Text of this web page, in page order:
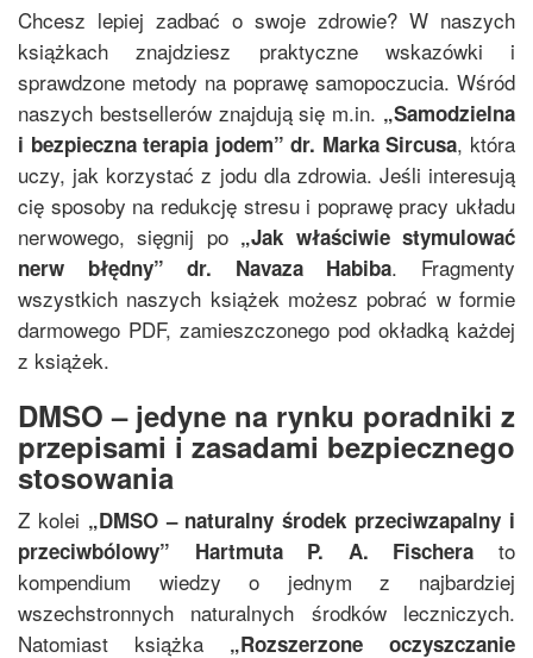
Chcesz lepiej zadbać o swoje zdrowie? W naszych
książkach znajdziesz praktyczne wskazówki i
sprawdzone metody na poprawę samopoczucia. Wśród
naszych bestsellerów znajdują się m.in. „Samodzielna
i bezpieczna terapia jodem”dr. Marka Sircusa, która
uczy, jak korzystać z jodu dla zdrowia. Jeśli interesują
cię sposoby na redukcję stresu i poprawę pracy układu
nerwowego, sięgnij po „Jak właściwie stymulować
nerw błędny”dr. Navaza Habiba. Fragmenty
wszystkich naszych książek możesz pobrać w formie
darmowego PDF, zamieszczonego pod okładką każdej
z książek.
DMSO – jedyne na rynku poradniki z
przepisami i zasadami bezpiecznego
stosowania
Z kolei „DMSO – naturalny środek przeciwzapalny i
przeciwbólowy” Hartmuta P. A. Fischera to
kompendium wiedzy o jednym z najbardziej
wszechstronnych naturalnych środków leczniczych.
Natomiast książka „Rozszerzone oczyszczanie